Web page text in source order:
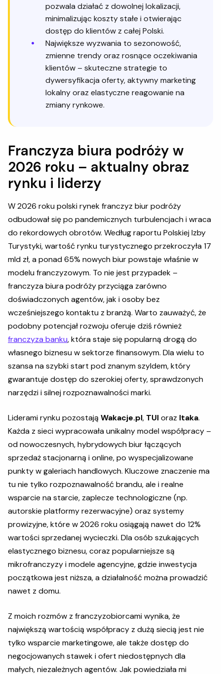
pozwala działać z dowolnej lokalizacji,
minimalizując koszty stałe i otwierając
dostęp do klientów z całej Polski.
Największe wyzwania to sezonowość,
zmienne trendy oraz rosnące oczekiwania
klientów – skuteczne strategie to
dywersyfikacja oferty, aktywny marketing
lokalny oraz elastyczne reagowanie na
zmiany rynkowe.
Franczyza biura podróży w
2026 roku – aktualny obraz
rynku i liderzy
W 2026 roku polski rynek franczyz biur podróży
odbudował się po pandemicznych turbulencjach i wraca
do rekordowych obrotów. Według raportu Polskiej Izby
Turystyki, wartość rynku turystycznego przekroczyła 17
mld zł, a ponad 65% nowych biur powstaje właśnie w
modelu franczyzowym. To nie jest przypadek –
franczyza biura podróży przyciąga zarówno
doświadczonych agentów, jak i osoby bez
wcześniejszego kontaktu z branżą. Warto zauważyć, że
podobny potencjał rozwoju oferuje dziś również
franczyza banku, która staje się popularną drogą do
własnego biznesu w sektorze finansowym. Dla wielu to
szansa na szybki start pod znanym szyldem, który
gwarantuje dostęp do szerokiej oferty, sprawdzonych
narzędzi i silnej rozpoznawalności marki.
Liderami rynku pozostają Wakacje.pl, TUIoraz Itaka.
Każda z sieci wypracowała unikalny model współpracy –
od nowoczesnych, hybrydowych biur łączących
sprzedaż stacjonarną i online, po wyspecjalizowane
punkty w galeriach handlowych. Kluczowe znaczenie ma
tu nie tylko rozpoznawalność brandu, ale i realne
wsparcie na starcie, zaplecze technologiczne (np.
autorskie platformy rezerwacyjne) oraz systemy
prowizyjne, które w 2026 roku osiągają nawet do 12%
wartości sprzedanej wycieczki. Dla osób szukających
elastycznego biznesu, coraz popularniejsze są
mikrofranczyzy i modele agencyjne, gdzie inwestycja
początkowa jest niższa, a działalność można prowadzić
nawet z domu.
Z moich rozmów z franczyzobiorcami wynika, że
największą wartością współpracy z dużą siecią jest nie
tylko wsparcie marketingowe, ale także dostęp do
negocjowanych stawek i ofert niedostępnych dla
małych, niezależnych agentów. Jak powiedziała mi